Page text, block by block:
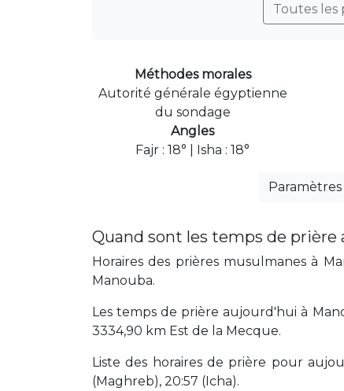
Toutes les
Méthodes morales
Autorité générale égyptienne
du sondage
Angles
Fajr : 18° | Isha : 18°
Paramètres
Quand sont les temps de prière
Horaires des prières musulmanes à
Manouba.
Les temps de prière aujourd'hui à
3334,90 km Est de la Mecque.
Liste des horaires de prière pour
(Maghreb), 20:57 (Icha).